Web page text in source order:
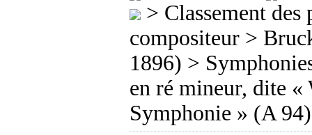
> Classement
compositeur >
1896) >
en ré mineur, dite «
Symphonie » (A